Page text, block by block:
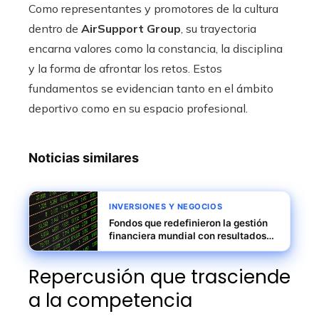
Como representantes y promotores de la cultura
dentro de AirSupport Group , su trayectoria
encarna valores como la constancia, la disciplina
y la forma de afrontar los retos. Estos
fundamentos se evidencian tanto en el ámbito
deportivo como en su espacio profesional.
Noticias similares
INVERSIONES Y NEGOCIOS
Fondos que redefinieron la gestión
financiera mundial con resultados
excepcionales
Repercusión que trasciende
a la competencia